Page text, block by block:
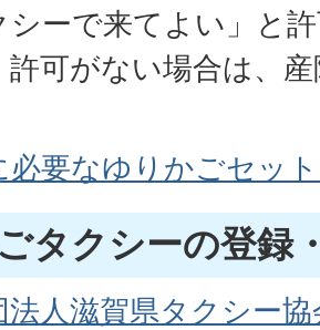
シーで来てよい」と
可がない場合は、
必要なゆりかごセッ
タクシーの登録
法人滋賀県タクシー協